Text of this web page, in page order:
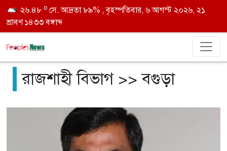
২৬.৪৮ o সে. আদ্রতা ৮৯% , বৃহস্পতিবার, ৬ আগস্ট ২০২৬, ২১
শ্রাবণ ১৪৩৩ বঙ্গাব্দ
রাজশাহী বিভাগ >> বগুড়া